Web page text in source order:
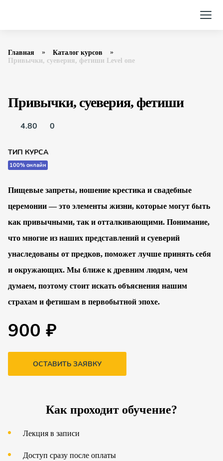
Главная
Каталог курсов
Привычки, суеверия, фетиши Level one
Привычки, суеверия, фетиши
4.80 0
ТИП КУРСА
100% онлайн
Пищевые запреты, ношение крестика и свадебные
церемонии — это элементы жизни, которые могут быть
как привычными, так и отталкивающими. Понимание,
что многие из наших представлений и суеверий
унаследованы от предков, поможет лучше принять себя
и окружающих. Мы ближе к древним людям, чем
думаем, поэтому стоит искать объяснения нашим
страхам и фетишам в первобытной эпохе.
900 ₽
ОСТАВИТЬ ЗАЯВКУ
Как проходит обучение?
Лекция в записи
Доступ сразу после оплаты